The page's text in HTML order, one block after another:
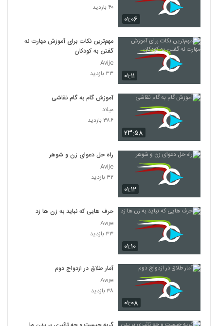
۰۱:۰۶
۴۰ بازدید
۰۱:۱۱
مهم‌ترین نکات برای آموزش مهارت نه
گفتن به کودکان
Avije
۳۳ بازدید
۲۳:۵۸
آموزش گام به گام نقاشی
میلاد
۳۸۶ بازدید
۰۱:۱۲
راه حل دعوای زن و شوهر
Avije
۳۲ بازدید
۰۱:۱۰
حرف هایی که نباید به زن ها زد
Avije
۳۳ بازدید
۰۱:۰۸
آمار طلاق در ازدواج دوم
Avije
۳۸ بازدید